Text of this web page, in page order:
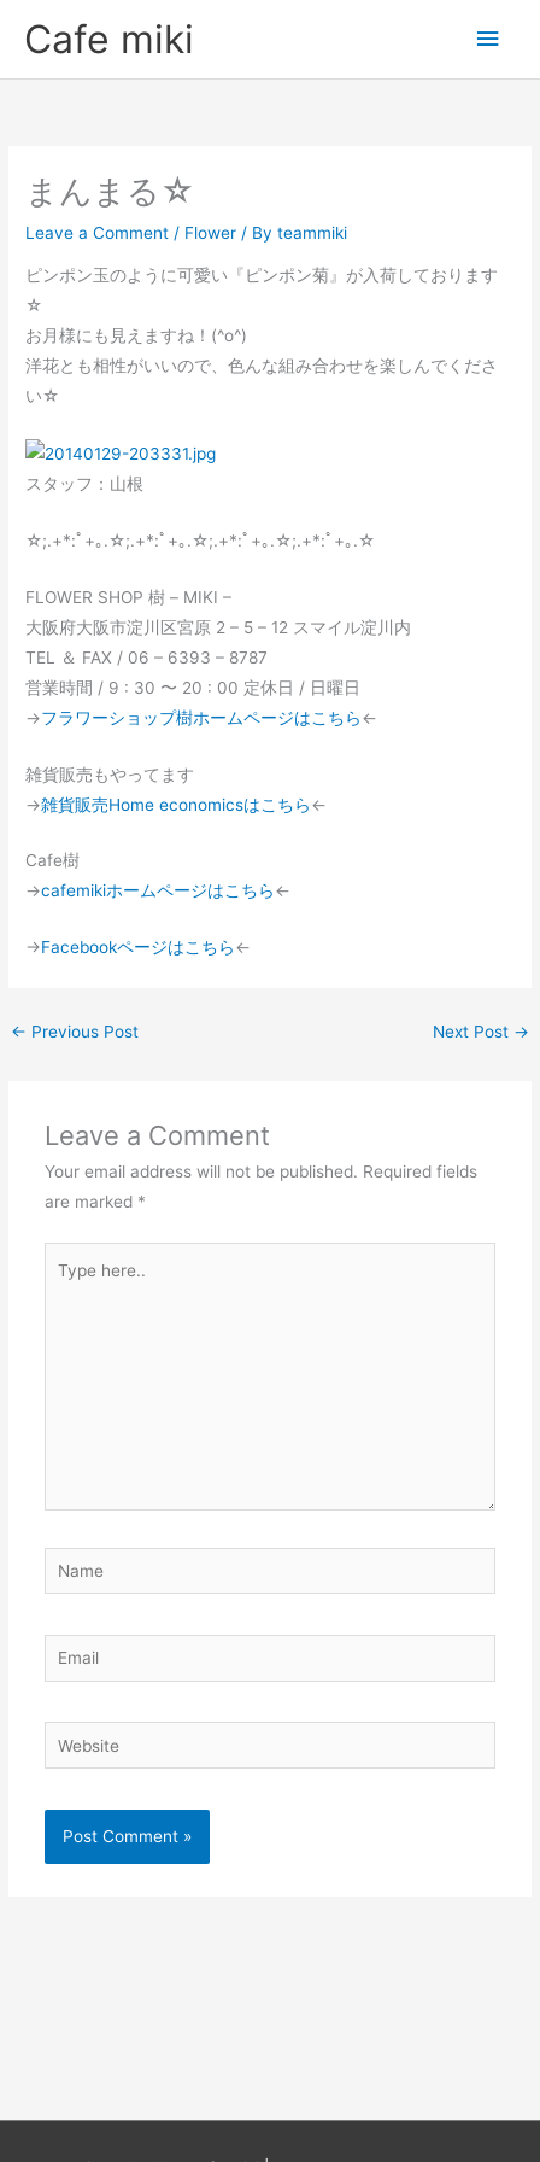
Cafe miki
Main
まんまる☆
Leave a Comment / Flower / Byteammiki
ピンポン玉のように可愛い『ピンポン菊』が入荷しております
☆
お月様にも見えますね！(^o^)
洋花とも相性がいいので、色んな組み合わせを楽しんでくださ
い☆
スタッフ：山根
☆;.+*:ﾟ+｡.☆;.+*:ﾟ+｡.☆;.+*:ﾟ+｡.☆;.+*:ﾟ+｡.☆
FLOWER SHOP 樹 – MIKI –
大阪府大阪市淀川区宮原 2 – 5 – 12 スマイル淀川内
TEL ＆ FAX / 06 – 6393 – 8787
営業時間 / 9 : 30 〜 20 : 00 定休日 / 日曜日
→フラワーショップ樹ホームページはこちら←
雑貨販売もやってます
→雑貨販売Home economicsはこちら←
Cafe樹
→cafemikiホームページはこちら←
→Facebookページはこちら←
← Previous Post Next Post →
Leave a Comment
Your email address will not be published. Required fields
are marked *
here..
Name
Email
Website